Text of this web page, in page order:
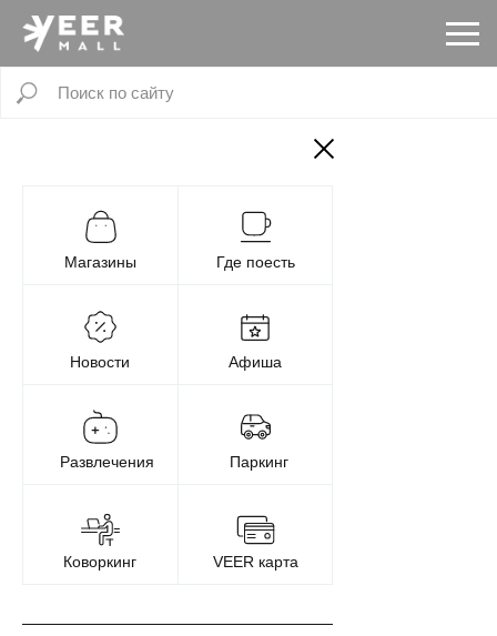
Магазины Где поесть
Новости
Паркинг
Афиша
Развлечения
VEER карта
Коворкинг